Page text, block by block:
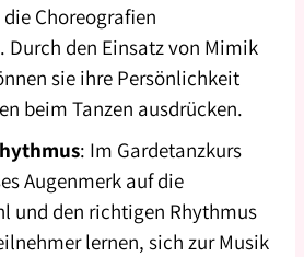
Choreografien
Durch den Einsatz von Mimik
sie ihre Persönlichkeit
beim Tanzen ausdrücken.
: Im Gardetanzkurs
Augenmerk auf die
und den richtigen Rhythmus
lernen, sich zur Musik